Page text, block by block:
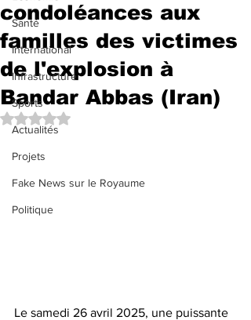
Santé
International
Infrastructure
Sports
Actualités
Projets
Fake News sur le Royaume
Politique
condoléances aux
familles des victimes
de l'explosion à
Bandar Abbas (Iran)
Noté NaN étoiles sur 5.
Le samedi 26 avril 2025, une puissante